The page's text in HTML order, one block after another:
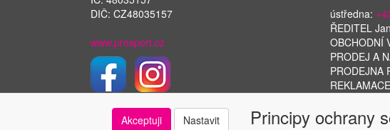
DIČ: CZ48035157
www.prosport.cz
ústředna:
ŘEDITEL
OBCHODNÍ
PRODEJ A
PRODEJNA
Akceptuji Nastavit Principy ochrany